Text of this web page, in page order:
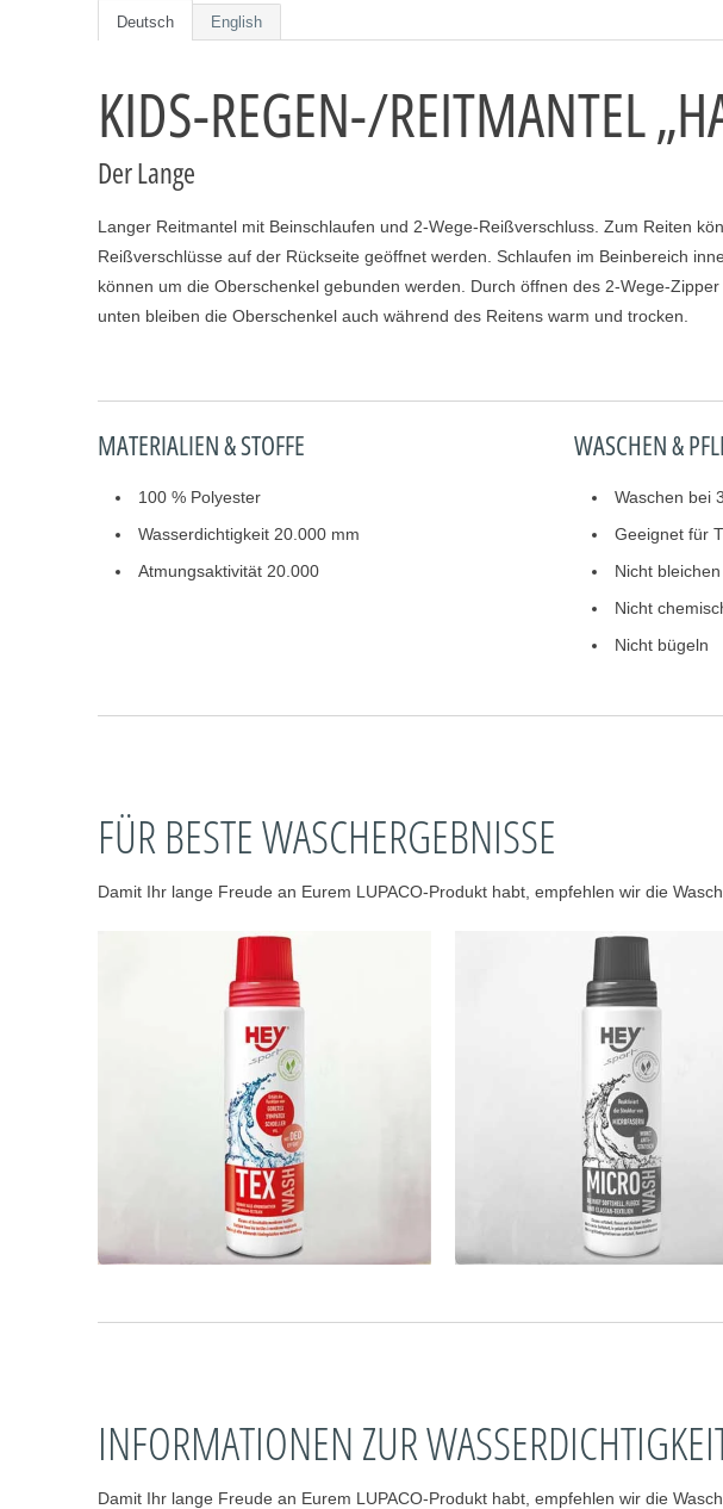
Deutsch English
KIDS-REGEN-/REITMANTEL
Der Lange
Langer Reitmantel mit Beinschlaufen und 2-Wege-Reißverschluss. Zum Reiten
Reißverschlüsse auf der Rückseite geöffnet werden. Schlaufen im Beinbereich
können um die Oberschenkel gebunden werden. Durch öffnen des 2-Wege-Zipper
unten bleiben die Oberschenkel auch während des Reitens warm und trocken.
MATERIALIEN & STOFFE
100 % Polyester
Wasserdichtigkeit 20.000 mm
Atmungsaktivität 20.000
WASCHEN &
Waschen bei
Geeignet für
Nicht bleichen
Nicht
Nicht bügeln
FÜR BESTE WASCHERGEBNISSE
Damit Ihr lange Freude an Eurem LUPACO-Produkt habt, empfehlen wir die
INFORMATIONEN ZUR
Damit Ihr lange Freude an Eurem LUPACO-Produkt habt, empfehlen wir die